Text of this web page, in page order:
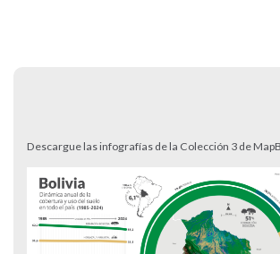
Descargue las infografías de la Colección 3 de